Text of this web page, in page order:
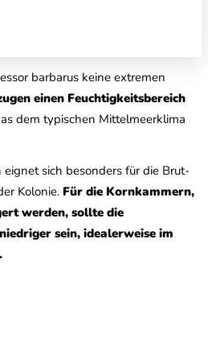
barbarus keine extremen
einen Feuchtigkeitsbereich
dem typischen Mittelmeerklima
eignet sich besonders für die Brut-
Kolonie. Für die Kornkammern,
werden, sollte die
sein, idealerweise im